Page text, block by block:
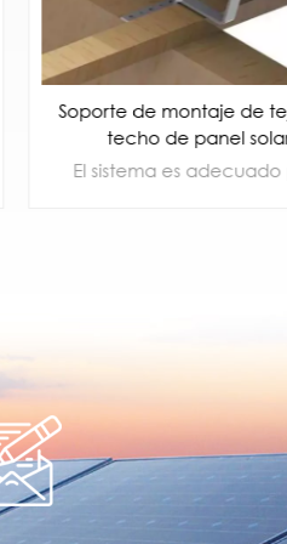
de tejas de
El sistema es adecuado para tejas romanas, tejas de escamas de pescado, tejas de PIZARRA y otros tipos de techos de tejas, y se puede instalar con cualquier especificación de paneles solares. Con un diseño modular avanzado, las piezas tienen una buena compatibilidad general, una fácil instalación y no se requiere un procesamiento secundario en el sitio.
MÁS
Clip